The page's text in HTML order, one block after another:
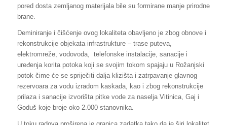
pored dosta zemljanog materijala bile su formirane manje prirodne
brane.
Deminiranje i čišćenje ovog lokaliteta obavljeno je zbog obnove i
rekonstrukcije objekata infrastrukture – trase puteva,
elektromreže, vodovoda, telefonske instalacije, sanacije i
uređenja korita potoka koji se svojim tokom spajaju u Rožanjski
potok čime će se spriječiti dalja klizišta i zatrpavanje glavnog
rezervoara za vodu izradom kaskada, kao i zbog rekonstrukcije
prilaza i sanacije izvorišta pitke vode za naselja Vitinica, Gaj i
Goduš koje broje oko 2.000 stanovnika.